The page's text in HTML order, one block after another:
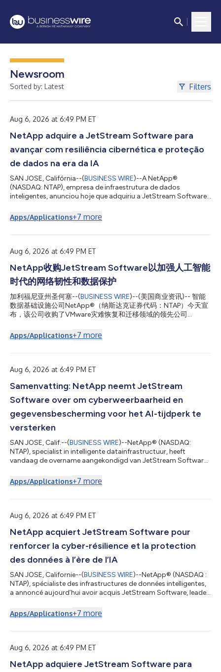
Newsroom
Sorted by: Latest Filters
Aug 6, 2026 at 6:49 PM ET
NetApp adquire a JetStream Software para
avançar com resiliência cibernética e proteção
de dados na era da IA
SAN JOSE, Califórnia--(BUSINESS WIRE)--A NetApp®
(NASDAQ: NTAP), empresa de infraestrutura de dados
inteligentes, anunciou hoje que adquiriu a JetStream Software,
clientes empresariais continuam confiando em VMware para
muitas das suas aplicações mais críticas. Quando as
também minimizar custo, complexidade e disrupção
Apps/Applications+7 more
Aug 6, 2026 at 6:49 PM ET
NetApp收购JetStream Software以加强人工智能
时代的网络韧性和数据保护
加利福尼亚州圣何塞--(BUSINESS WIRE)--(美国商业资讯)-- 智能
数据基础设施公司NetApp®（纳斯达克证券代码：NTAP）今天宣
布，该公司收购了VMware灾难恢复和迁移领域的领先公司
关键的应用需求。在评估云采用过程中，这些组织经常会需要能够
在迁移工作负载的同时降低成本、复杂性和运营中断。对许多组织
营连续性的基础”，NetApp首席执行官George Kurian指出。“由于
JetStream加入NetApp的大家庭，扩大了我们帮助客户确保其数
固了NetApp在企业韧性和数据保护领域的领先地位。” 通过将
JetStream的技术引入NetApp，客户将能够保护几乎在任何存储
平台上运行的VMware环境，并恢复到诸如Azure NetApp Files这
样的Ne...
Apps/Applications+7 more
Aug 6, 2026 at 6:49 PM ET
Samenvatting: NetApp neemt JetStream
Software over om cyberweerbaarheid en
gegevensbescherming voor het AI-tijdperk te
versterken
SAN JOSE, Calif.--(BUSINESS WIRE)--NetApp® (NASDAQ:
NTAP), specialist in intelligente datainfrastructuur, heeft
vandaag de overname aangekondigd van JetStream Software,
migratie voor VMware-omgevingen. Ondernemingen blijven
voor veel van hun meest bedrijfskritieke applicaties vertrouwen
verplaatsen en daarbij kosten, complex...
Apps/Applications+7 more
Aug 6, 2026 at 6:49 PM ET
NetApp acquiert JetStream Software pour
renforcer la cyber-résilience et la protection
des données à l’ère de l’IA
SAN JOSE, Californie--(BUSINESS WIRE)--NetApp® (NASDAQ :
NTAP), spécialiste des infrastructures de données intelligentes,
a annoncé aujourd’hui avoir acquis JetStream Software, leader
VMware. Les entreprises continuent de s’appuyer sur VMware
pour bon nombre de leurs applications les plus critiques. Alors
de travail...
Apps/Applications+7 more
Aug 6, 2026 at 6:49 PM ET
NetApp adquiere JetStream Software para